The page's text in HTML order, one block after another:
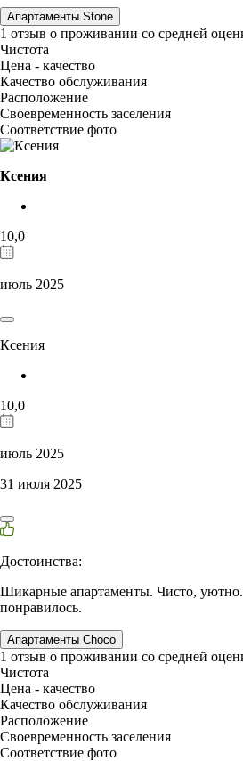
Апартаменты Stone
1 отзыв о проживании со средней
Чистота
Цена - качество
Качество обслуживания
Расположение
Своевременность заселения
Соответствие фото
Ксения
10,0
июль 2025
Ксения
10,0
июль 2025
31 июля 2025
Достоинства:
Шикарные апартаменты. Чисто,
понравилось.
Апартаменты Choco
1 отзыв о проживании со средней
Чистота
Цена - качество
Качество обслуживания
Расположение
Своевременность заселения
Соответствие фото